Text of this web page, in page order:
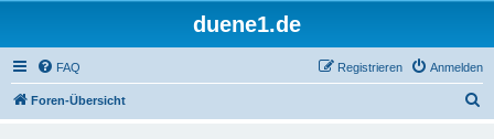
duene1.de
FAQ Anmelden
Registrieren
Foren-Übersicht